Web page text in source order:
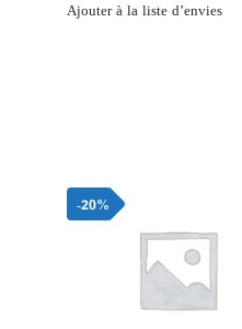
Ajouter à la liste d’envies
-20%